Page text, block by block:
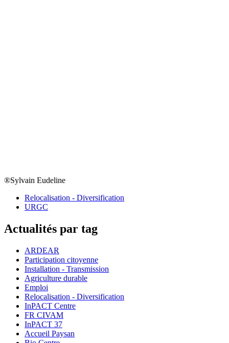
®Sylvain Eudeline
Relocalisation - Diversification
URGC
Actualités par tag
ARDEAR
Participation citoyenne
Installation - Transmission
Agriculture durable
Emploi
Relocalisation - Diversification
InPACT Centre
FR CIVAM
InPACT 37
Accueil Paysan